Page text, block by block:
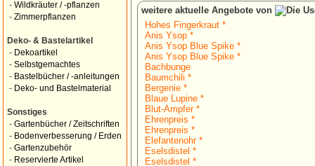
- Wildkräuter / -pflanzen
- Zimmerpflanzen
Deko- & Bastelartikel
- Dekoartikel
- Selbstgemachtes
- Bastelbücher / -anleitungen
- Deko- und Bastelmaterial
Sonstiges
- Gartenbücher / Zeitschriften
- Bodenverbesserung / Erden
- Gartenzubehör
- Reservierte Artikel
weitere aktuelle Angebote von
Hohes Fingerkraut *
Anis Ysop *
Anis Ysop Blue Spike *
Anis Ysop Blue Spike *
Bachbunge
Baumchili *
Bergenie *
Blaue Lupine *
Blut-Ampfer *
Ehrenpreis *
Ehrenpreis *
Elefantenohr *
Eselsdistel *
Eselsdistel *